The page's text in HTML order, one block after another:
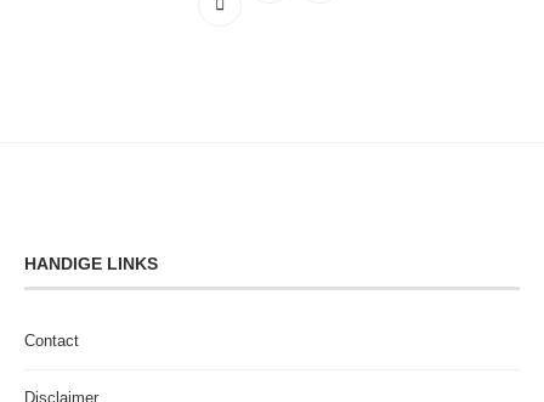
HANDIGE LINKS
Contact
Disclaimer